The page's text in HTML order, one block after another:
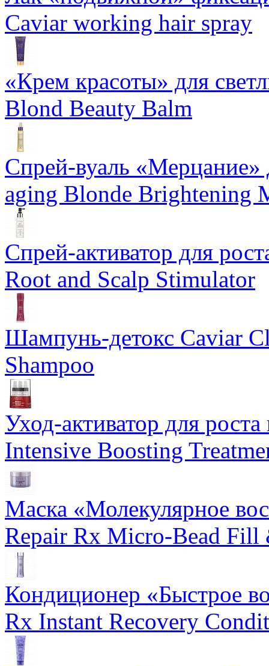
Caviar working hair spray
«Крем красоты» для
Blond Beauty Balm
Спрей-вуаль «Мерцание»
aging Blonde Brightening
Спрей-активатор для
Root and Scalp Stimulator
Шампунь-детокс Caviar
Shampoo
Уход-активатор для
Intensive Boosting
Маска «Молекулярное
Repair Rx Micro-Bead Fill
Кондиционер «Быстрое
Rx Instant Recovery